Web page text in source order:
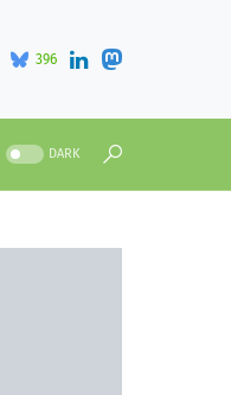
396
DARK